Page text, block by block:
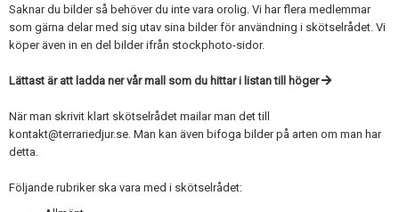
Saknar du bilder så behöver du inte vara orolig. Vi har flera medlemmar
som gärna delar med sig utav sina bilder för användning i skötselrådet. Vi
köper även in en del bilder ifrån stockphoto-sidor.
Lättast är att ladda ner vår mall som du hittar i listan till höger
När man skrivit klart skötselrådet mailar man det till
kontakt@terrariedjur.se. Man kan även bifoga bilder på arten om man har
detta.
Följande rubriker ska vara med i skötselrådet: